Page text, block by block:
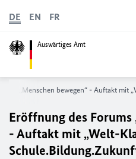
Auswärtiges Amt
DE EN FR
„Menschen bewegen“ - Auftakt mit
Eröffnung des Forums
- Auftakt mit „Welt-